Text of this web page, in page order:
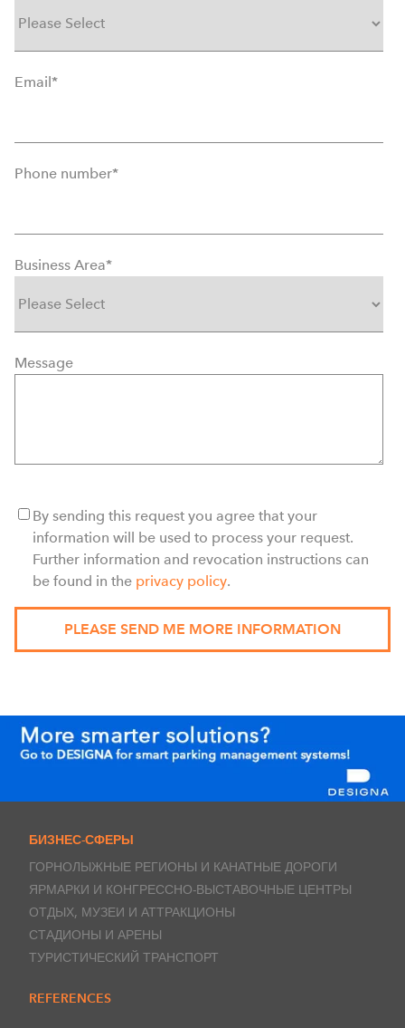
Email*
Phone number*
Business Area*
Message
By sending this request you agree that your
information will be used to process your request.
Further information and revocation instructions can
be found in the privacy policy.
БИЗНЕС-СФЕРЫ
ГОРНОЛЫЖНЫЕ РЕГИОНЫ И КАНАТНЫЕ ДОРОГИ
ЯРМАРКИ И КОНГРЕССНО-ВЫСТАВОЧНЫЕ ЦЕНТРЫ
ОТДЫХ, МУЗЕИ И АТТРАКЦИОНЫ
СТАДИОНЫ И АРЕНЫ
ТУРИСТИЧЕСКИЙ ТРАНСПОРТ
REFERENCES